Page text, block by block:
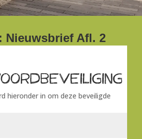
Nieuwsbrief Afl. 2
hieronder in om deze beveiligde